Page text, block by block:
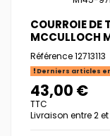
COURROIE DE
MCCULLOCH
Référence12713113
Derniers articles
43,00 €
TTC
Livraison entre 2